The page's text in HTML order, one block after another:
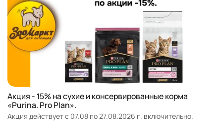
Акция - 15% на сухие и консервированные корма
«Purina. Pro Plan».
Акция действует с 07.08 по 27.08.2026 г. включительно.